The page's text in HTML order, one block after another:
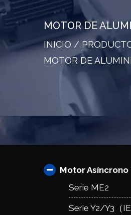
MOTOR DE
INICIO /
MOTOR DE
Motor
Serie ME2
Serie Y2/Y3（